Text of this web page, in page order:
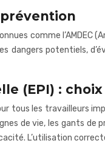
comme l’AMDEC
dangers potentiels,
(EPI) :
tous les travailleurs
de vie, les gants
L’utilisation